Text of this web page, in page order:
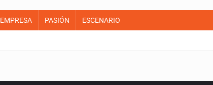
EMPRESA PASIÓN ESCENARIO